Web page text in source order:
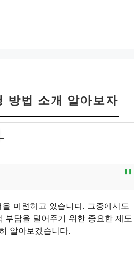
방법 소개 알아보자
마련하고 있습니다. 그중에서도
부담을 덜어주기 위한 중요한 제도
알아보겠습니다.